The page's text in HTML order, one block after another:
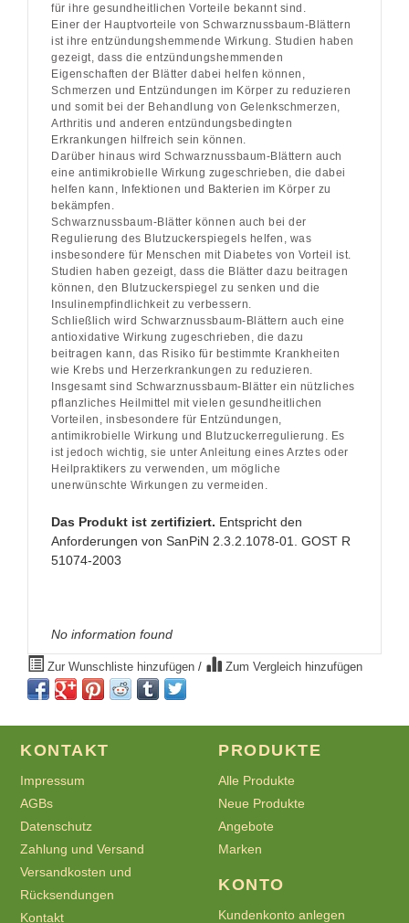
für ihre gesundheitlichen Vorteile bekannt sind.
Einer der Hauptvorteile von Schwarznussbaum-Blättern
ist ihre entzündungshemmende Wirkung. Studien haben
gezeigt, dass die entzündungshemmenden
Eigenschaften der Blätter dabei helfen können,
Schmerzen und Entzündungen im Körper zu reduzieren
und somit bei der Behandlung von Gelenkschmerzen,
Arthritis und anderen entzündungsbedingten
Erkrankungen hilfreich sein können.
Darüber hinaus wird Schwarznussbaum-Blättern auch
eine antimikrobielle Wirkung zugeschrieben, die dabei
helfen kann, Infektionen und Bakterien im Körper zu
bekämpfen.
Schwarznussbaum-Blätter können auch bei der
Regulierung des Blutzuckerspiegels helfen, was
insbesondere für Menschen mit Diabetes von Vorteil ist.
Studien haben gezeigt, dass die Blätter dazu beitragen
können, den Blutzuckerspiegel zu senken und die
Insulinempfindlichkeit zu verbessern.
Schließlich wird Schwarznussbaum-Blättern auch eine
antioxidative Wirkung zugeschrieben, die dazu
beitragen kann, das Risiko für bestimmte Krankheiten
wie Krebs und Herzerkrankungen zu reduzieren.
Insgesamt sind Schwarznussbaum-Blätter ein nützliches
pflanzliches Heilmittel mit vielen gesundheitlichen
Vorteilen, insbesondere für Entzündungen,
antimikrobielle Wirkung und Blutzuckerregulierung. Es
ist jedoch wichtig, sie unter Anleitung eines Arztes oder
Heilpraktikers zu verwenden, um mögliche
unerwünschte Wirkungen zu vermeiden.
Das Produkt ist zertifiziert. Entspricht den
Anforderungen von SanPiN 2.3.2.1078-01. GOST R
51074-2003
No information found
Zur Wunschliste hinzufügen / Zum Vergleich hinzufügen
KONTAKT
Impressum
AGBs
Datenschutz
Zahlung und Versand
Versandkosten und
Rücksendungen
Kontakt
PRODUKTE
Alle Produkte
Neue Produkte
Angebote
Marken
KONTO
Kundenkonto anlegen